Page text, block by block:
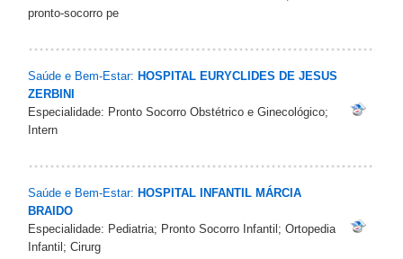
pronto-socorro pe
Saúde e Bem-Estar: HOSPITAL EURYCLIDES DE JESUS
ZERBINI
Especialidade: Pronto Socorro Obstétrico e Ginecológico;
Intern
Saúde e Bem-Estar: HOSPITAL INFANTIL MÁRCIA
BRAIDO
Especialidade: Pediatria; Pronto Socorro Infantil; Ortopedia
Infantil; Cirurg